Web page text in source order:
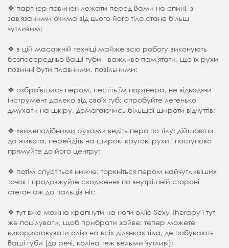
❖ партнер повинен лежати перед Вами на спині, з
зав'язаними очима від цього його тіло стане більш
чутливим;
❖ в цій масажній техніці майже всю роботу виконують
безпосередньо Ваші губи - важливо пам'ятати, що їх рухи
повинні бути плавними, повільними;
❖ озброївшись пером, пестіть їм партнера, не відводячи
інструмент далеко від своїх губ; спробуйте легенько
дмухати на шкіру, домагаючись більшої широти відчуттів;
❖ хвилеподібними рухами ведіть перо по тілу; дійшовши
до живота, перейдіть на широкі кругові рухи і поступово
прямуйте до його центру;
❖ потім спустіться нижче, торкніться пером найчутливіших
точок і продовжуйте сходження по внутрішній стороні
стегон аж до пальців ніг;
❖ тут вже можна крапнути на ноги олію Sexy Therapy і тут
же поцілувати, щоб прибрати зайве; тепер можете
використовувати олію на всіх ділянках тіла, де побувають
Ваші губи (до речі, коліна теж вельми чутливі);